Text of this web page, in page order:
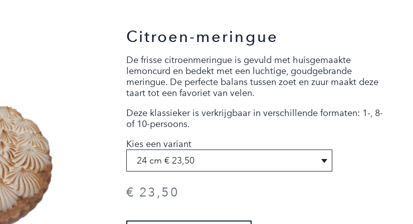
Citroen-meringue
De frisse citroenmeringue is gevuld met huisgemaakte
lemoncurd en bedekt met een luchtige, goudgebrande
meringue. De perfecte balans tussen zoet en zuur maakt deze
taart tot een favoriet van velen.
Deze klassieker is verkrijgbaar in verschillende formaten: 1-, 8-
of 10-persoons.
Kies een variant
€ 23,50